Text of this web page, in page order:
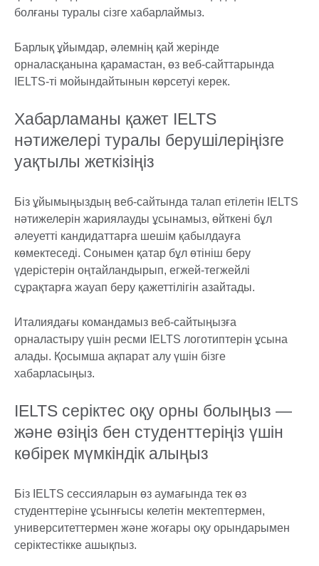
болғаны туралы сізге хабарлаймыз.
Барлық ұйымдар, әлемнің қай жерінде
орналасқанына қарамастан, өз веб-сайттарында
IELTS-ті мойындайтынын көрсетуі керек.
Хабарламаны қажет IELTS
нәтижелері туралы берушілеріңізге
уақтылы жеткізіңіз
Біз ұйымыңыздың веб-сайтында талап етілетін IELTS
нәтижелерін жариялауды ұсынамыз, өйткені бұл
әлеуетті кандидаттарға шешім қабылдауға
көмектеседі. Сонымен қатар бұл өтініш беру
үдерістерін оңтайландырып, егжей-тегжейлі
сұрақтарға жауап беру қажеттілігін азайтады.
Италиядағы командамыз веб-сайтыңызға
орналастыру үшін ресми IELTS логотиптерін ұсына
алады. Қосымша ақпарат алу үшін бізге
хабарласыңыз.
IELTS серіктес оқу орны болыңыз —
және өзіңіз бен студенттеріңіз үшін
көбірек мүмкіндік алыңыз
Біз IELTS сессияларын өз аумағында тек өз
студенттеріне ұсынғысы келетін мектептермен,
университеттермен және жоғары оқу орындарымен
серіктестікке ашықпыз.